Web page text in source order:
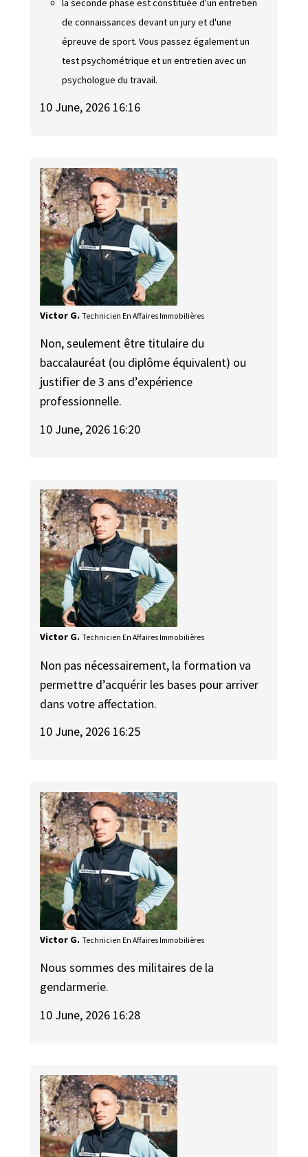
la seconde phase est constituée d'un entretien
de connaissances devant un jury et d'une
épreuve de sport. Vous passez également un
test psychométrique et un entretien avec un
psychologue du travail.
10 June, 2026 16:16
Victor G. Technicien En Affaires Immobilières
Non, seulement être titulaire du
baccalauréat (ou diplôme équivalent) ou
justifier de 3 ans d’expérience
professionnelle.
10 June, 2026 16:20
Victor G. Technicien En Affaires Immobilières
Non pas nécessairement, la formation va
permettre d’acquérir les bases pour arriver
dans votre affectation.
10 June, 2026 16:25
Victor G. Technicien En Affaires Immobilières
Nous sommes des militaires de la
gendarmerie.
10 June, 2026 16:28